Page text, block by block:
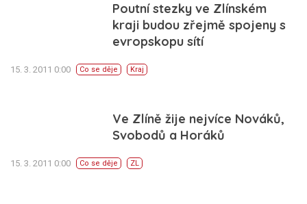
Poutní stezky ve Zlínském
kraji budou zřejmě spojeny s
evropskopu sítí
15. 3. 2011 0:00 Co se děje Kraj
Ve Zlíně žije nejvíce Nováků,
Svobodů a Horáků
15. 3. 2011 0:00 Co se děje ZL